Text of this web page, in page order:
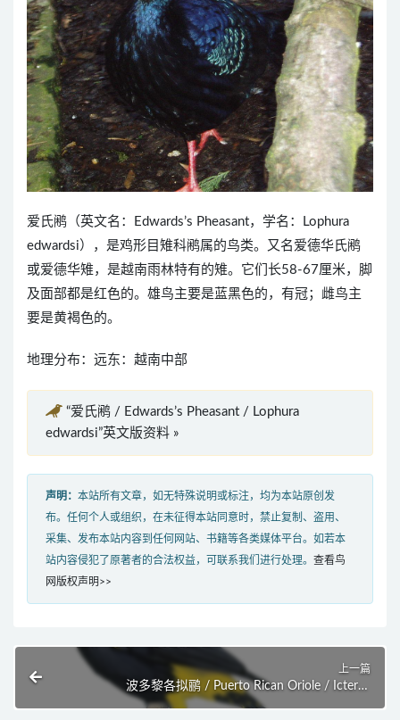
爱氏鹇（英文名：Edwards’s Pheasant，学名：Lophura
edwardsi），是鸡形目雉科鹇属的鸟类。又名爱德华氏鹇
或爱德华雉，是越南雨林特有的雉。它们长58-67厘米，脚
及面部都是红色的。雄鸟主要是蓝黑色的，有冠；雌鸟主
要是黄褐色的。
地理分布：远东：越南中部
“爱氏鹇 / Edwards’s Pheasant / Lophura
edwardsi”英文版资料 »
声明： 本站所有文章，如无特殊说明或标注，均为本站原创发
布。任何个人或组织，在未征得本站同意时，禁止复制、盗用、
采集、发布本站内容到任何网站、书籍等各类媒体平台。如若本
站内容侵犯了原著者的合法权益，可联系我们进行处理。 查看鸟
网版权声明>>
上一篇
波多黎各拟鹂 / Puerto Rican Oriole / Icterus